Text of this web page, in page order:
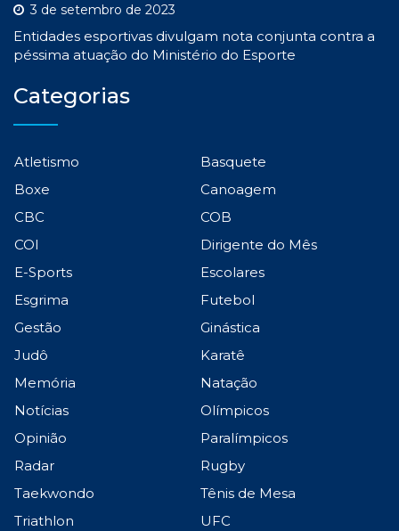
3 de setembro de 2023
Entidades esportivas divulgam nota conjunta contra a
péssima atuação do Ministério do Esporte
Categorias
Atletismo
Basquete
Boxe
Canoagem
CBC
COB
COI
Dirigente do Mês
E-Sports
Escolares
Esgrima
Futebol
Gestão
Ginástica
Judô
Karatê
Memória
Natação
Notícias
Olímpicos
Opinião
Paralímpicos
Radar
Rugby
Taekwondo
Tênis de Mesa
Triathlon
UFC